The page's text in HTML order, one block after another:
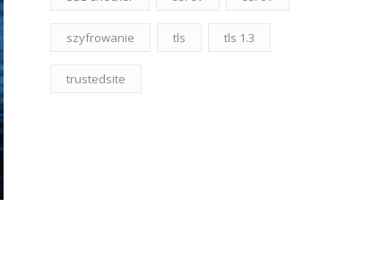
szyfrowanie tls tls 1.3
trustedsite